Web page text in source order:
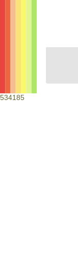
534185